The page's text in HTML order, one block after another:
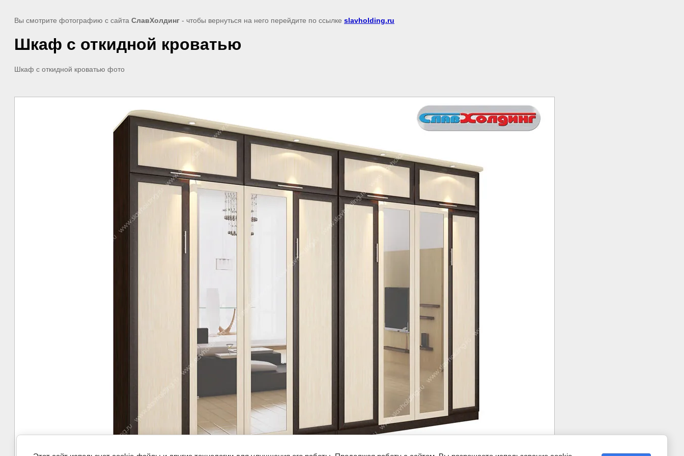
Вы смотрите фотографию с сайта СлавХолдинг - чтобы вернуться на него перейдите по ссылке slavholding.ru
Шкаф с откидной кроватью
Шкаф с откидной кроватью фото